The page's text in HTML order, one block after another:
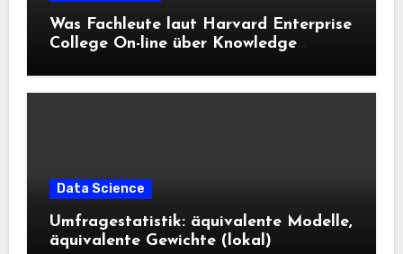
Was Fachleute laut Harvard Enterprise
College On-line über Knowledge
Data Science
Umfragestatistik: äquivalente Modelle,
äquivalente Gewichte (lokal)